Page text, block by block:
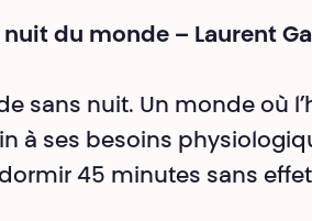
nuit du monde – Laurent
sans nuit. Un monde où
à ses besoins
45 minutes sans